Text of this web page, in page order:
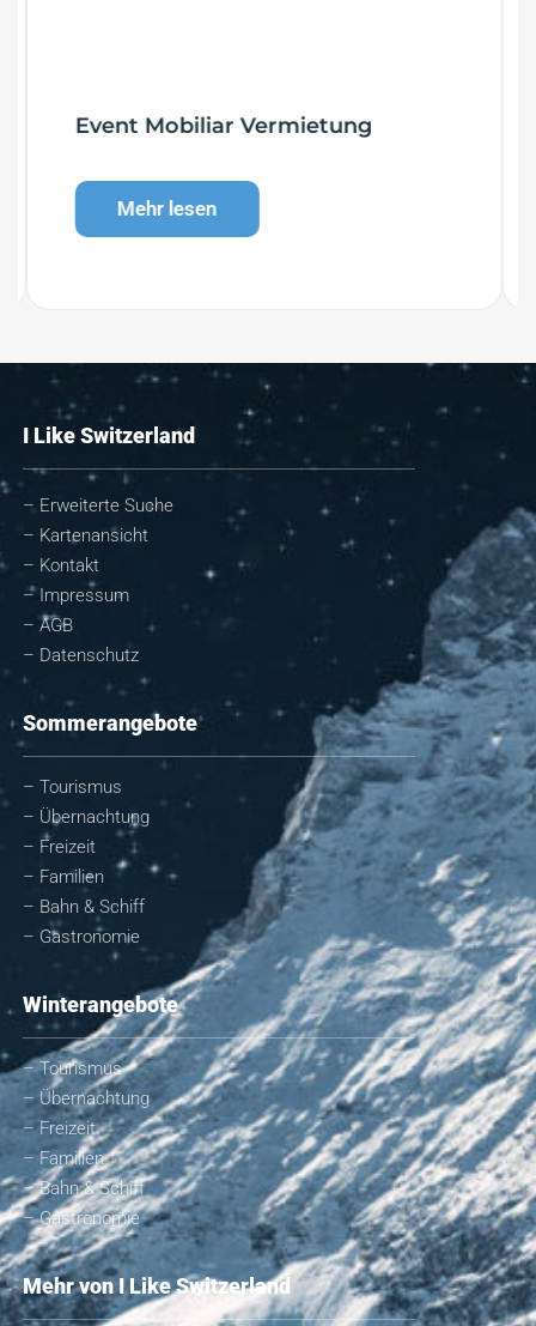
Bauernhof Eventlocation
Mehr lesen
I Like Switzerland
– Erweiterte Suche
– Kartenansicht
– Kontakt
– Impressum
– AGB
– Datenschutz
Sommerangebote
– Tourismus
– Übernachtung
– Freizeit
– Familien
– Bahn & Schiff
– Gastronomie
Winterangebote
– Tourismus
– Übernachtung
– Freizeit
– Familien
– Bahn & Schiff
– Gastronomie
Mehr von I Like Switzerland